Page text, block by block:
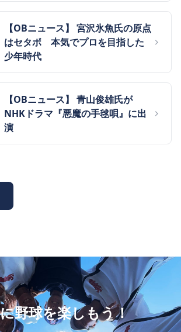
【OBニュース】 宮沢氷魚氏の原点
はセタボ 本気でプロを目指した
少年時代
【OBニュース】 青山俊雄氏が
NHKドラマ『悪魔の手毬唄』に出
演
野球を楽しもう！